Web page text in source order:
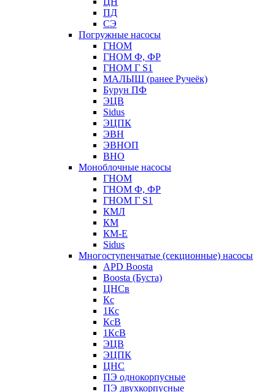
ПД
СЭ
Погружные насосы
ГНОМ
ГНОМ Ф, ФР
ГНОМ Г S1
МАЛЫШ (ранее Ручеёк)
Бурун ПФ
ЭЦВ
Sidus
ЭЦПК
ЭВН
ЭВНОП
ВНО
Моноблочные насосы
ГНОМ
ГНОМ Ф, ФР
ГНОМ Г S1
КМЛ
КМ
КМ-Е
Sidus
Многоступенчатые (секционные) насосы
APD Boosta
Boosta (Буста)
ЦНСв
Кс
1Кс
КсВ
1КсВ
ЭЦВ
ЭЦПК
ЦНС
ПЭ однокорпусные
ПЭ двухкорпусные